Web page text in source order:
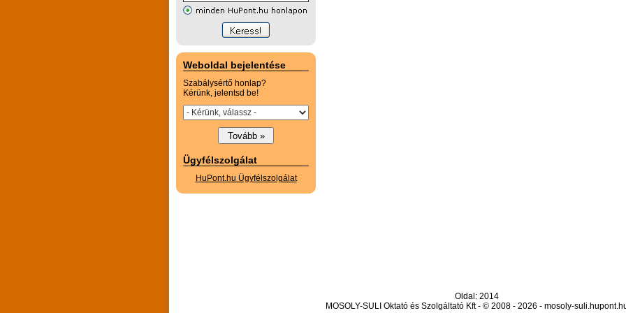
Weboldal bejelentése
Szabálysértő honlap?
Kérünk, jelentsd be!
Ügyfélszolgálat
HuPont.hu Ügyfélszolgálat
Oldal: 2014
MOSOLY-SULI Oktató és Szolgáltató Kft - © 2008 - 2026 - mosoly-